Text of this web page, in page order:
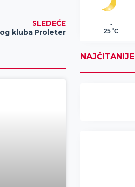
SLEDEĆE
kluba Proleter